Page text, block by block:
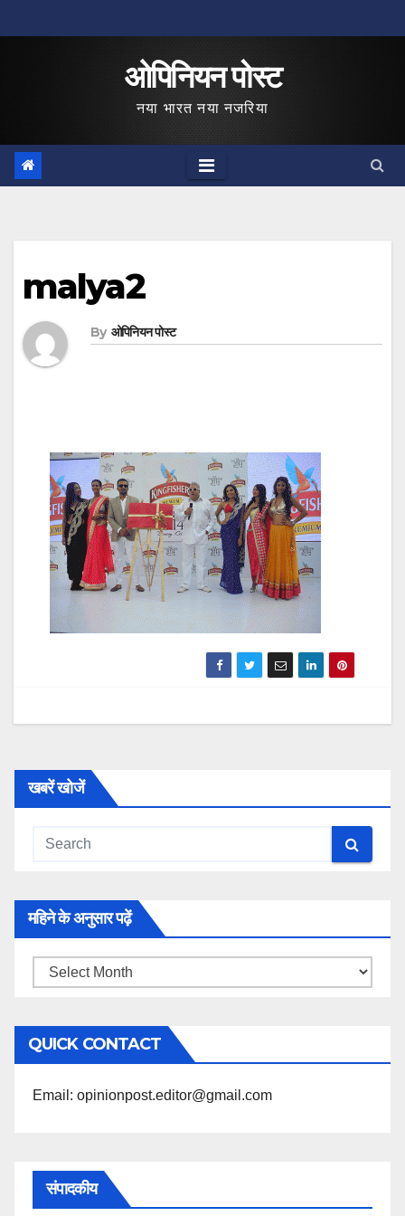
to
ओपिनियन पोस्ट
नया भारत नया नजरिया
malya2
By ओपिनियन पोस्ट
खबरें खोजें
महिने के अनुसार पढ़ें
महिने
अनुसार
पढ़ें
QUICK CONTACT
Email: opinionpost.editor@gmail.com
संपादकीय